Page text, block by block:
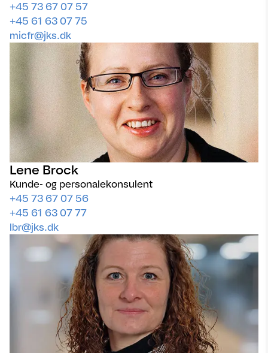
+45 73 67 07 57
+45 61 63 07 75
micfr@jks.dk
Lene Brock
Kunde- og personalekonsulent
+45 73 67 07 56
+45 61 63 07 77
lbr@jks.dk